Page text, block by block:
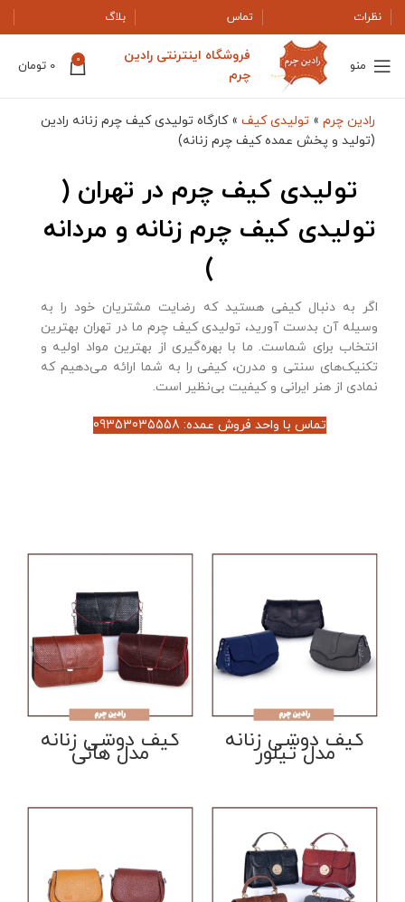
نظرات تماس بلاگ
منو
فروشگاه اینترنتی رادین
چرم
0
0 تومان
رادین چرم » تولیدی کیف »کارگاه تولیدی کیف چرم زنانه رادین
(تولید و پخش عمده کیف چرم زنانه)
تولیدی کیف چرم در تهران (
تولیدی کیف چرم زنانه و مردانه
)
اگر به دنبال کیفی هستید که رضایت مشتریان خود را به
وسیله آن بدست آورید، تولیدی کیف چرم ما در تهران بهترین
انتخاب برای شماست. ما با بهره‌گیری از بهترین مواد اولیه و
تکنیک‌های سنتی و مدرن، کیفی را به شما ارائه می‌دهیم که
نمادی از هنر ایرانی و کیفیت بی‌نظیر است.
تماس با واحد فروش عمده: 09353035558
کیف دوشی زنانه
مدل تیلور کیف دوشی زنانه
مدل هانی